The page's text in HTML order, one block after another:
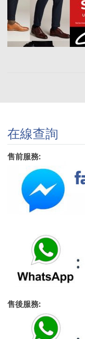
在線查詢
售前服務:
售後服務: